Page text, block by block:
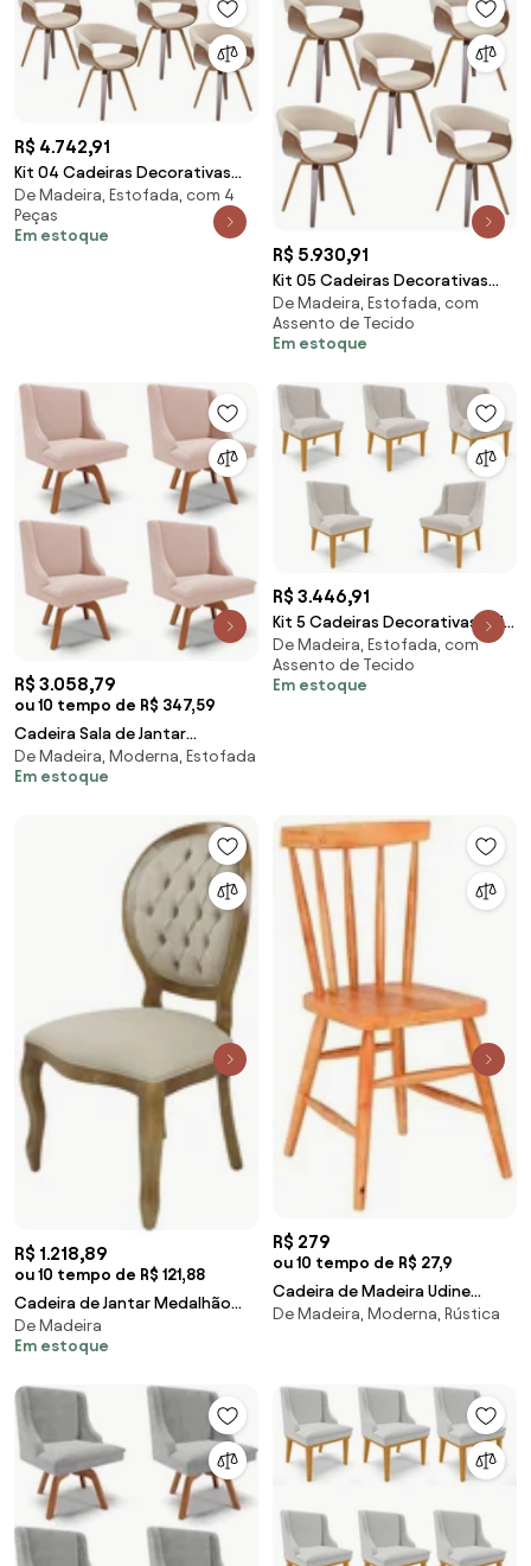
R$ 4.742,91
Kit 04 Cadeiras Decorativas
para Sala de Jantar Ohana Fixa
Linho Bege G56 - Gran Belo
De Madeira, Estofada, com 4
Peças
Em estoque
R$ 5.930,91
Kit 05 Cadeiras Decorativas
para Sala de Jantar Ohana Fixa
Linho Bege G56 - Gran Belo
De Madeira, Estofada, com
Assento de Tecido
Em estoque
R$ 3.058,79
ou 10 tempo de R$ 347,59
Cadeira Sala de Jantar
Giratória MM35 Kit 4 Liz Bouclê
D03 - D'Rossi - Rose
De Madeira, Moderna, Estofada
Em estoque
R$ 3.446,91
Kit 5 Cadeiras Decorativas Sala
de Jantar Base Fixa de Madeira
Firenze Veludo Cinza/Castanho
G19 - Gran Belo
De Madeira, Estofada, com
Assento de Tecido
Em estoque
R$ 1.218,89
ou 10 tempo de R$ 121,88
Cadeira de Jantar Medalhão
Lisa Sem Braço Capitonê -
Wood Prime 38028
De Madeira
Em estoque
R$ 279
ou 10 tempo de R$ 27,9
Cadeira de Madeira Udine
Natural Acetinado Piratini
De Madeira, Moderna, Rústica